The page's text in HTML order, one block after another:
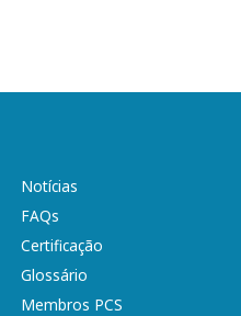
Notícias
FAQs
Certificação
Glossário
Membros PCS